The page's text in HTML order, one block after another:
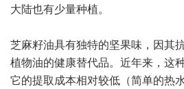
大陆也有少量种植。
芝麻籽油具有独特的坚果味，因其
植物油的健康替代品。近年来，这
它的提取成本相对较低（简单的热